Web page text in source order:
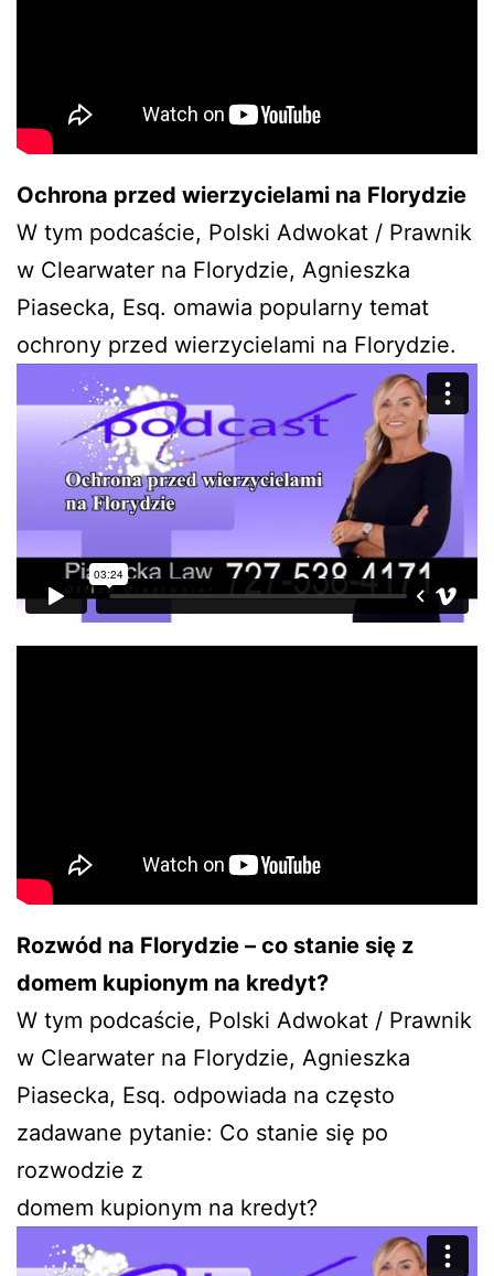
Ochrona przed wierzycielami na Florydzie
W tym podcaście, Polski Adwokat / Prawnik
w Clearwater na Florydzie, Agnieszka
Piasecka, Esq. omawia popularny temat
ochrony przed wierzycielami na Florydzie.
Rozwód na Florydzie – co stanie się z
domem kupionym na kredyt?
W tym podcaście, Polski Adwokat / Prawnik
w Clearwater na Florydzie, Agnieszka
Piasecka, Esq. odpowiada na często
zadawane pytanie: Co stanie się po
rozwodzie z
domem kupionym na kredyt?